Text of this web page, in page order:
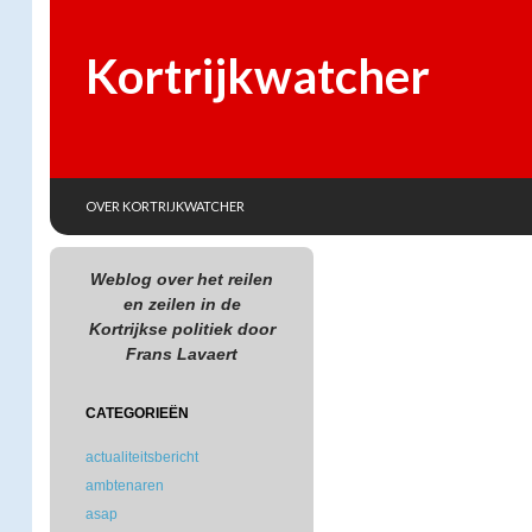
Kortrijkwatcher
OVER KORTRIJKWATCHER
Weblog over het reilen
en zeilen in de
Kortrijkse politiek door
Frans Lavaert
CATEGORIEËN
actualiteitsbericht
ambtenaren
asap